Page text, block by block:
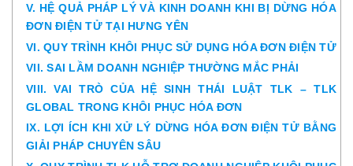
V. HỆ QUẢ PHÁP LÝ VÀ KINH DOANH KHI BỊ DỪNG HÓA
ĐƠN ĐIỆN TỬ TẠI HƯNG YÊN
VI. QUY TRÌNH KHÔI PHỤC SỬ DỤNG HÓA ĐƠN ĐIỆN TỬ
VII. SAI LẦM DOANH NGHIỆP THƯỜNG MẮC PHẢI
VIII. VAI TRÒ CỦA HỆ SINH THÁI LUẬT TLK – TLK
GLOBAL TRONG KHÔI PHỤC HÓA ĐƠN
IX. LỢI ÍCH KHI XỬ LÝ DỪNG HÓA ĐƠN ĐIỆN TỬ BẰNG
GIẢI PHÁP CHUYÊN SÂU